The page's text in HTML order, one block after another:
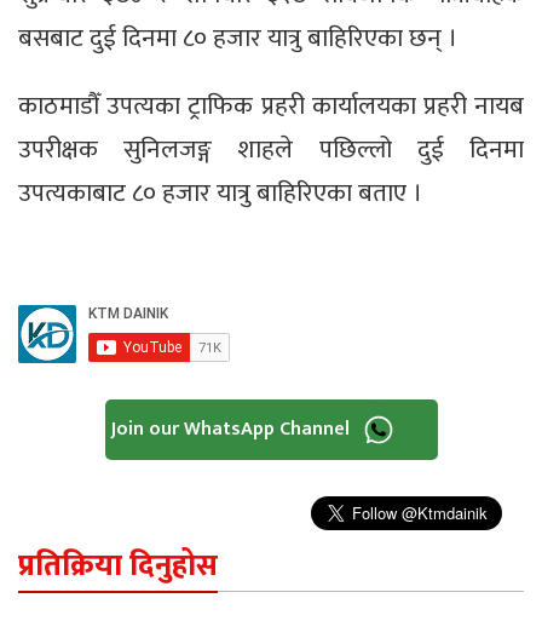
बसबाट दुई दिनमा ८० हजार यात्रु बाहिरिएका छन् ।
काठमाडौँ उपत्यका ट्राफिक प्रहरी कार्यालयका प्रहरी नायब
उपरीक्षक सुनिलजङ्ग शाहले पछिल्लो दुई दिनमा
उपत्यकाबाट ८० हजार यात्रु बाहिरिएका बताए ।
Join our WhatsApp Channel
प्रतिक्रिया दिनुहोस